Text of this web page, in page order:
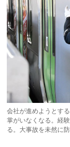
会社が進めようとす
掌がいなくなる。経
る。大事故を未然に